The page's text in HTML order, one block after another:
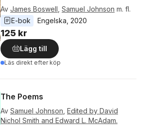
Av James Boswell Samuel Johnson m. fl.
E-bok
Engelska 2020
125 kr
Lägg till
Läs direkt efter köp
The Poems
Av Samuel Johnson Edited by David
Nichol Smith and Edward L. McAdam.